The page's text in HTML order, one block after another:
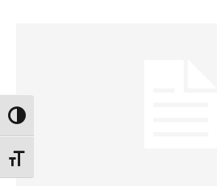
Alternar alto contraste
Alternar tamaño de letra